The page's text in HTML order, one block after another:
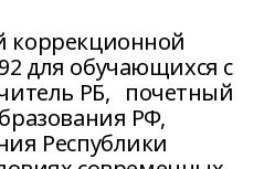
коррекционной
для обучающихся с
РБ, почетный
РФ,
Республики